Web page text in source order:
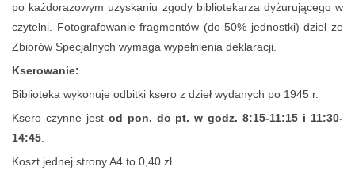
po każdorazowym uzyskaniu zgody bibliotekarza dyżurującego w
czytelni. Fotografowanie fragmentów (do 50% jednostki) dzieł ze
Zbiorów Specjalnych wymaga wypełnienia deklaracji.
Kserowanie:
Biblioteka wykonuje odbitki ksero z dzieł wydanych po 1945 r.
Ksero czynne jest od pon. do pt. w godz. 8:15-11:15 i 11:30-
14:45.
Koszt jednej strony A4 to 0,40 zł.